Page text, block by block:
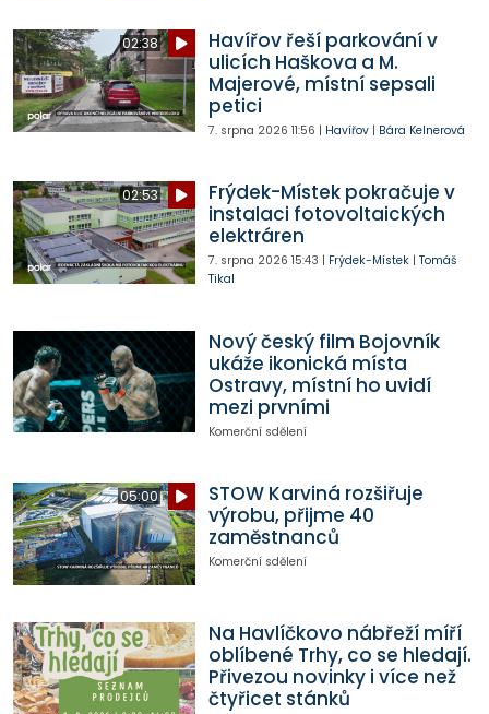
02:38
Havířov řeší parkování v
ulicích Haškova a M.
Majerové, místní sepsali
petici
7. srpna 2026 11:56 | Havířov| Bára Kelnerová
02:53
Frýdek-Místek pokračuje v
instalaci fotovoltaických
elektráren
7. srpna 2026 15:43 | Frýdek-Místek| Tomáš
Tikal
Nový český film Bojovník
ukáže ikonická místa
Ostravy, místní ho uvidí
mezi prvními
Komerční sdělení
05:00
STOW Karviná rozšiřuje
výrobu, přijme 40
zaměstnanců
Komerční sdělení
Na Havlíčkovo nábřeží míří
oblíbené Trhy, co se hledají.
Přivezou novinky i více než
čtyřicet stánků